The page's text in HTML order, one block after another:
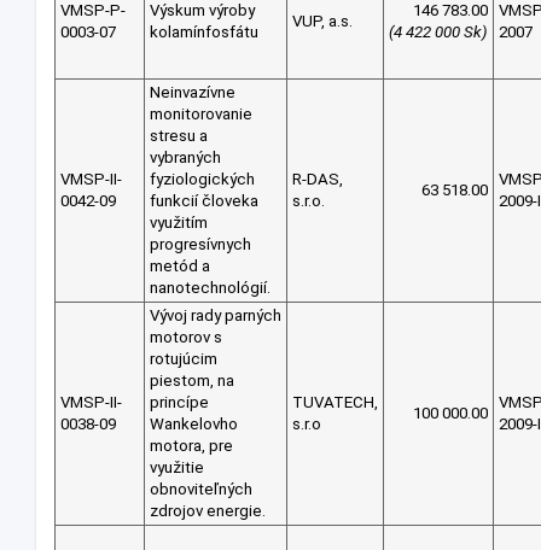
VMSP-P-
0003-07
Výskum výroby
kolamínfosfátu
VUP, a.s.
146 783.00
(4 422 000 Sk)
2007
VMSP-II-
0042-09
Neinvazívne
monitorovanie
stresu a
vybraných
fyziologických
funkcií človeka
využitím
progresívnych
metód a
nanotechnológií.
R-DAS,
s.r.o.
63 518.00
2009-
VMSP-II-
0038-09
Vývoj rady parných
motorov s
rotujúcim
piestom, na
princípe
Wankelovho
motora, pre
využitie
obnoviteľných
zdrojov energie.
TUVATECH,
s.r.o
100 000.00
2009-